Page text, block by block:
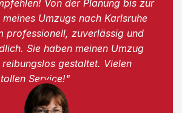
Von der Planung bis zur
Umzugs nach Karlsruhe
professionell, zuverlässig und
Sie haben meinen Umzug
gestaltet. Vielen
Service!"